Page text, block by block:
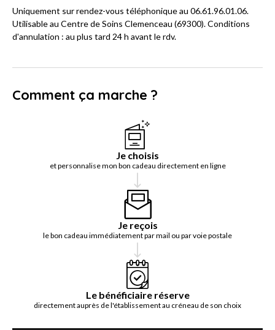
Uniquement sur rendez-vous téléphonique au 06.61.96.01.06.
Utilisable au Centre de Soins Clemenceau (69300). Conditions
d'annulation : au plus tard 24 h avant le rdv.
Comment ça marche ?
Je choisis
et personnalise mon bon cadeau directement en ligne
Je reçois
le bon cadeau immédiatement par mail ou par voie postale
Le bénéficiaire réserve
directement auprès de l'établissement au créneau de son choix